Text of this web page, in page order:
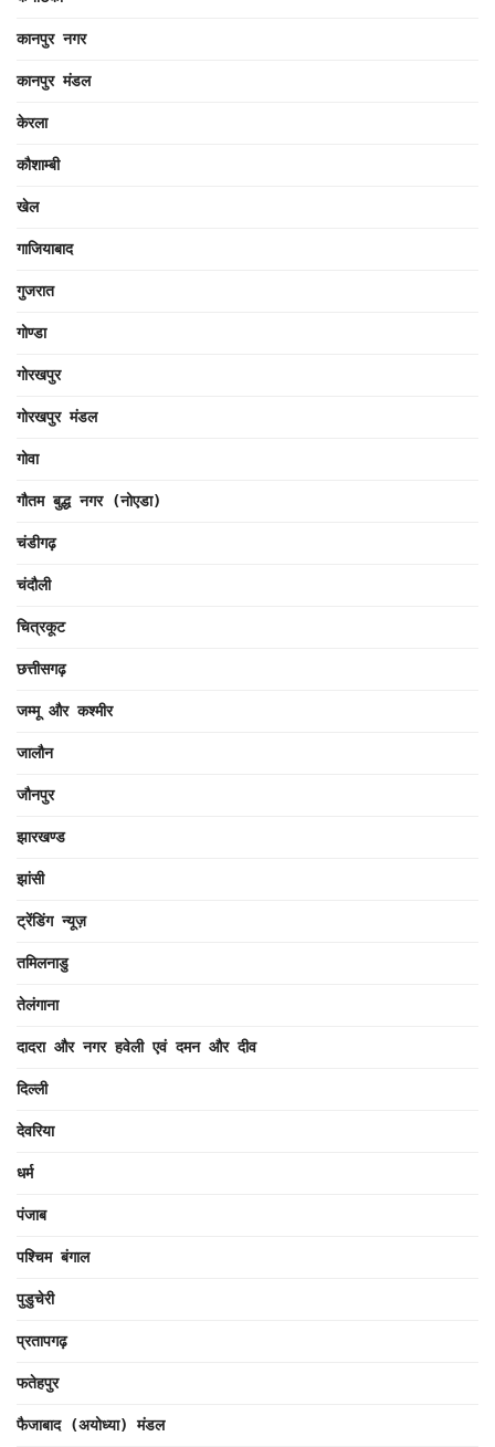
कानपुर नगर
कानपुर मंडल
केरला
कौशाम्बी
खेल
गाजियाबाद
गुजरात
गोण्डा
गोरखपुर
गोरखपुर मंडल
गोवा
गौतम बुद्ध नगर (नोएडा)
चंडीगढ़
चंदौली
चित्रकूट
छत्तीसगढ़
जम्मू और कश्मीर
जालौन
जौनपुर
झारखण्ड
झांसी
ट्रेंडिंग न्यूज़
तमिलनाडु
तेलंगाना
दादरा और नगर हवेली एवं दमन और दीव
दिल्ली
देवरिया
धर्म
पंजाब
पश्चिम बंगाल
पुडुचेरी
प्रतापगढ़
फतेहपुर
फैजाबाद (अयोध्या) मंडल